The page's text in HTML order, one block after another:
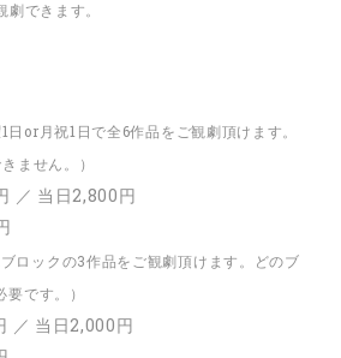
劇できます。
1日or月祝1日で全6作品をご観劇頂けます。
ません。）
／ 当日2,800円
ブロックの3作品をご観劇頂けます。どのブ
です。）
／ 当日2,000円